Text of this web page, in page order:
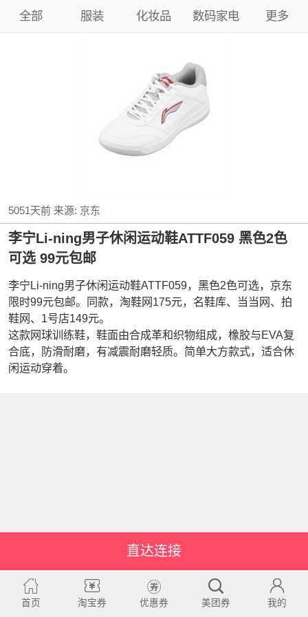
全部 服装 化妆品 数码家电 更多
5051天前来源: 京东
李宁Li-ning男子休闲运动鞋ATTF059 黑色2色
可选 99元包邮
李宁Li-ning男子休闲运动鞋ATTF059，黑色2色可选，京东
限时99元包邮。同款，淘鞋网175元，名鞋库、当当网、拍
鞋网、1号店149元。
这款网球训练鞋，鞋面由合成革和织物组成，橡胶与EVA复
合底，防滑耐磨，有减震耐磨轻质。简单大方款式，适合休
闲运动穿着。
直达连接
首页 淘宝券 优惠券 美团券 我的